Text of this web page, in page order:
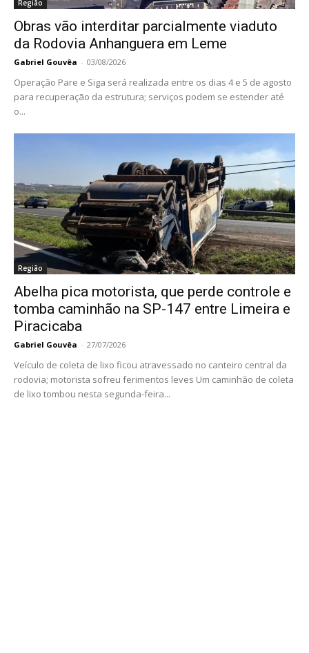
Região
Obras vão interditar parcialmente viaduto
da Rodovia Anhanguera em Leme
Gabriel Gouvêa - 03/08/2026
Operação Pare e Siga será realizada entre os dias 4 e 5 de agosto
para recuperação da estrutura; serviços podem se estender até
o...
Região
Abelha pica motorista, que perde controle e
tomba caminhão na SP-147 entre Limeira e
Piracicaba
Gabriel Gouvêa - 27/07/2026
Veículo de coleta de lixo ficou atravessado no canteiro central da
rodovia; motorista sofreu ferimentos leves Um caminhão de coleta
de lixo tombou nesta segunda-feira...